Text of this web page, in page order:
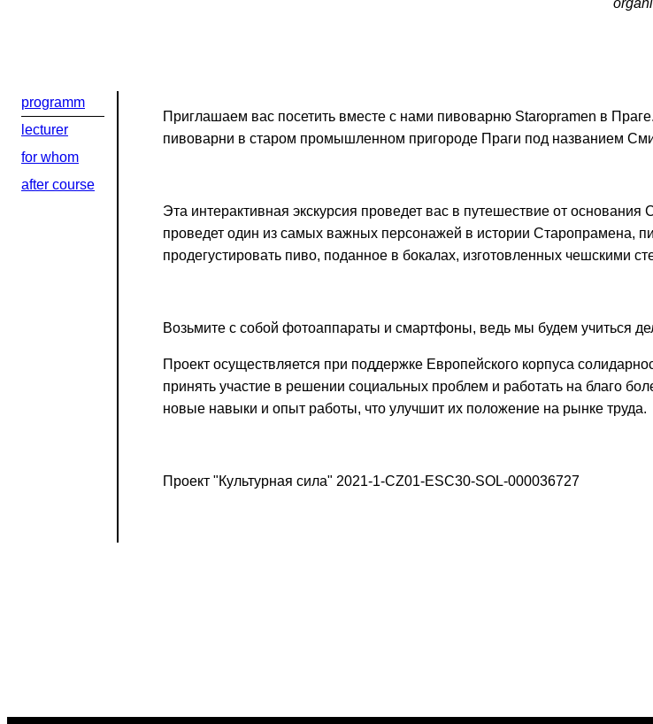
Если вы хотите с нами связаться,
youthincluded@gmail.com
Или в соцсети Telegram:
programm
lecturer
for whom
after course
Приглашаем вас посетить вместе с нами пивоварню Staropramen в
пивоварни в старом промышленном пригороде Праги под названием
Эта интерактивная экскурсия проведет вас в путешествие от
проведет один из самых важных персонажей в истории Старопрамена,
продегустировать пиво, поданное в бокалах, изготовленных чешскими
Возьмите с собой фотоаппараты и смартфоны, ведь мы будем учиться
Проект осуществляется при поддержке Европейского корпуса
принять участие в решении социальных проблем и работать на благо
новые навыки и опыт работы, что улучшит их положение на рынке труда.
Проект "Культурная сила" 2021-1-CZ01-ESC30-SOL-000036727